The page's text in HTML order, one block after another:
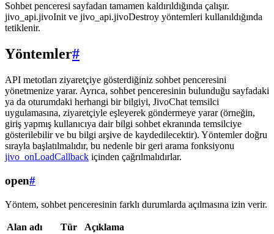
Sohbet penceresi sayfadan tamamen kaldırıldığında çalışır.
jivo_api.jivoInit ve jivo_api.jivoDestroy yöntemleri kullanıldığında
tetiklenir.
Yöntemler#
API metotları ziyaretçiye gösterdiğiniz sohbet penceresini
yönetmenize yarar. Ayrıca, sohbet penceresinin bulunduğu sayfadaki
ya da oturumdaki herhangi bir bilgiyi, JivoChat temsilci
uygulamasına, ziyaretçiyle eşleyerek göndermeye yarar (örneğin,
giriş yapmış kullanıcıya dair bilgi sohbet ekranında temsilciye
gösterilebilir ve bu bilgi arşive de kaydedilecektir). Yöntemler doğru
sırayla başlatılmalıdır, bu nedenle bir geri arama fonksiyonu
jivo_onLoadCallback içinden çağrılmalıdırlar.
open#
Yöntem, sohbet penceresinin farklı durumlarda açılmasına izin verir.
Alan adı Tür Açıklama